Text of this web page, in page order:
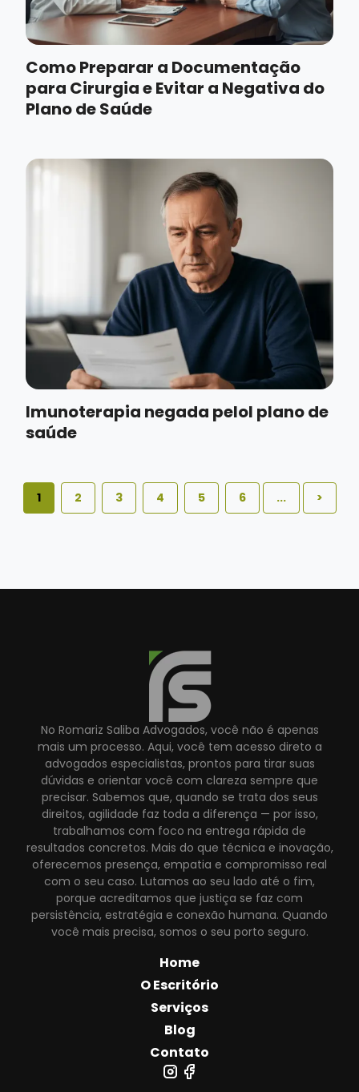
Como Preparar a Documentação
para Cirurgia e Evitar a Negativa do
Plano de Saúde
Imunoterapia negada pelol plano de
saúde
1 2 3 4 5 6 ... >
No Romariz Saliba Advogados, você não é apenas
mais um processo. Aqui, você tem acesso direto a
advogados especialistas, prontos para tirar suas
dúvidas e orientar você com clareza sempre que
precisar. Sabemos que, quando se trata dos seus
direitos, agilidade faz toda a diferença — por isso,
trabalhamos com foco na entrega rápida de
resultados concretos. Mais do que técnica e inovação,
oferecemos presença, empatia e compromisso real
com o seu caso. Lutamos ao seu lado até o fim,
porque acreditamos que justiça se faz com
persistência, estratégia e conexão humana. Quando
você mais precisa, somos o seu porto seguro.
Home
O Escritório
Serviços
Blog
Contato